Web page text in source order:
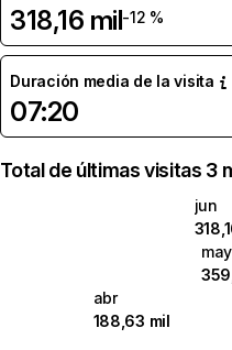
318,16 mil-12 %
Duración media de la visita
07:20
Total de últimas visitas 3
jun
may
abr
188,63 mil